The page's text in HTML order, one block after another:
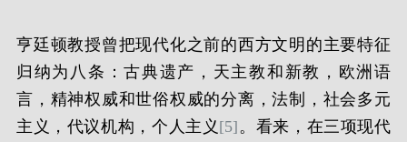
亨廷顿教授曾把现代化之前的西方文明的主要特征
归纳为八条：古典遗产，天主教和新教，欧洲语
言，精神权威和世俗权威的分离，法制，社会多元
主义，代议机构，个人主义 [5]。看来，在三项现代